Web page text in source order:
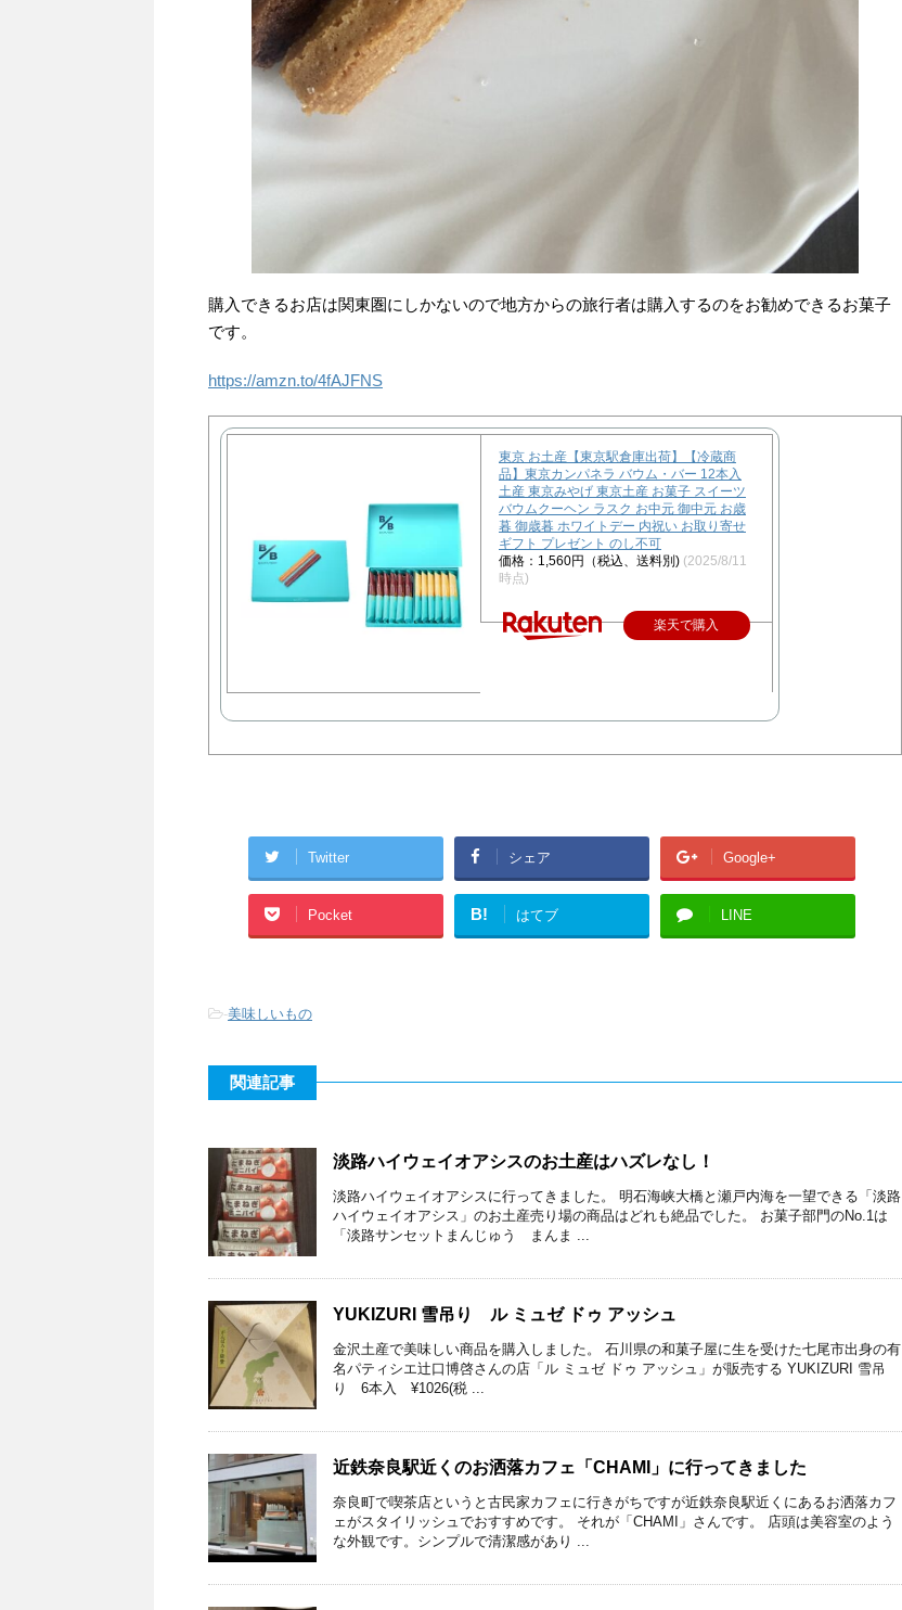
購入できるお店は関東圏にしかないので地方からの旅行者は購入するのをお勧めできるお菓子
です。
https://amzn.to/4fAJFNS
東京 お土産【東京駅倉庫出荷】【冷蔵商
品】東京カンパネラ バウム・バー 12本入
土産 東京みやげ 東京土産 お菓子 スイーツ
バウムクーヘン ラスク お中元 御中元 お歳
暮 御歳暮 ホワイトデー 内祝い お取り寄せ
ギフト プレゼント のし不可
価格：1,560円（税込、送料別) (2025/8/11
時点)
楽天で購入
Twitter シェア Google+
Pocket B! はてブ LINE
-美味しいもの
関連記事
淡路ハイウェイオアシスのお土産はハズレなし！
淡路ハイウェイオアシスに行ってきました。 明石海峡大橋と瀬戸内海を一望できる「淡路
ハイウェイオアシス」のお土産売り場の商品はどれも絶品でした。 お菓子部門のNo.1は
「淡路サンセットまんじゅう まんま ...
YUKIZURI 雪吊り ル ミュゼ ドゥ アッシュ
金沢土産で美味しい商品を購入しました。 石川県の和菓子屋に生を受けた七尾市出身の有
名パティシエ辻口博啓さんの店「ル ミュゼ ドゥ アッシュ」が販売する YUKIZURI 雪吊
り 6本入 ¥1026(税 ...
近鉄奈良駅近くのお洒落カフェ「CHAMI」に行ってきました
奈良町で喫茶店というと古民家カフェに行きがちですが近鉄奈良駅近くにあるお洒落カフ
ェがスタイリッシュでおすすめです。 それが「CHAMI」さんです。 店頭は美容室のよう
な外観です。シンプルで清潔感があり ...